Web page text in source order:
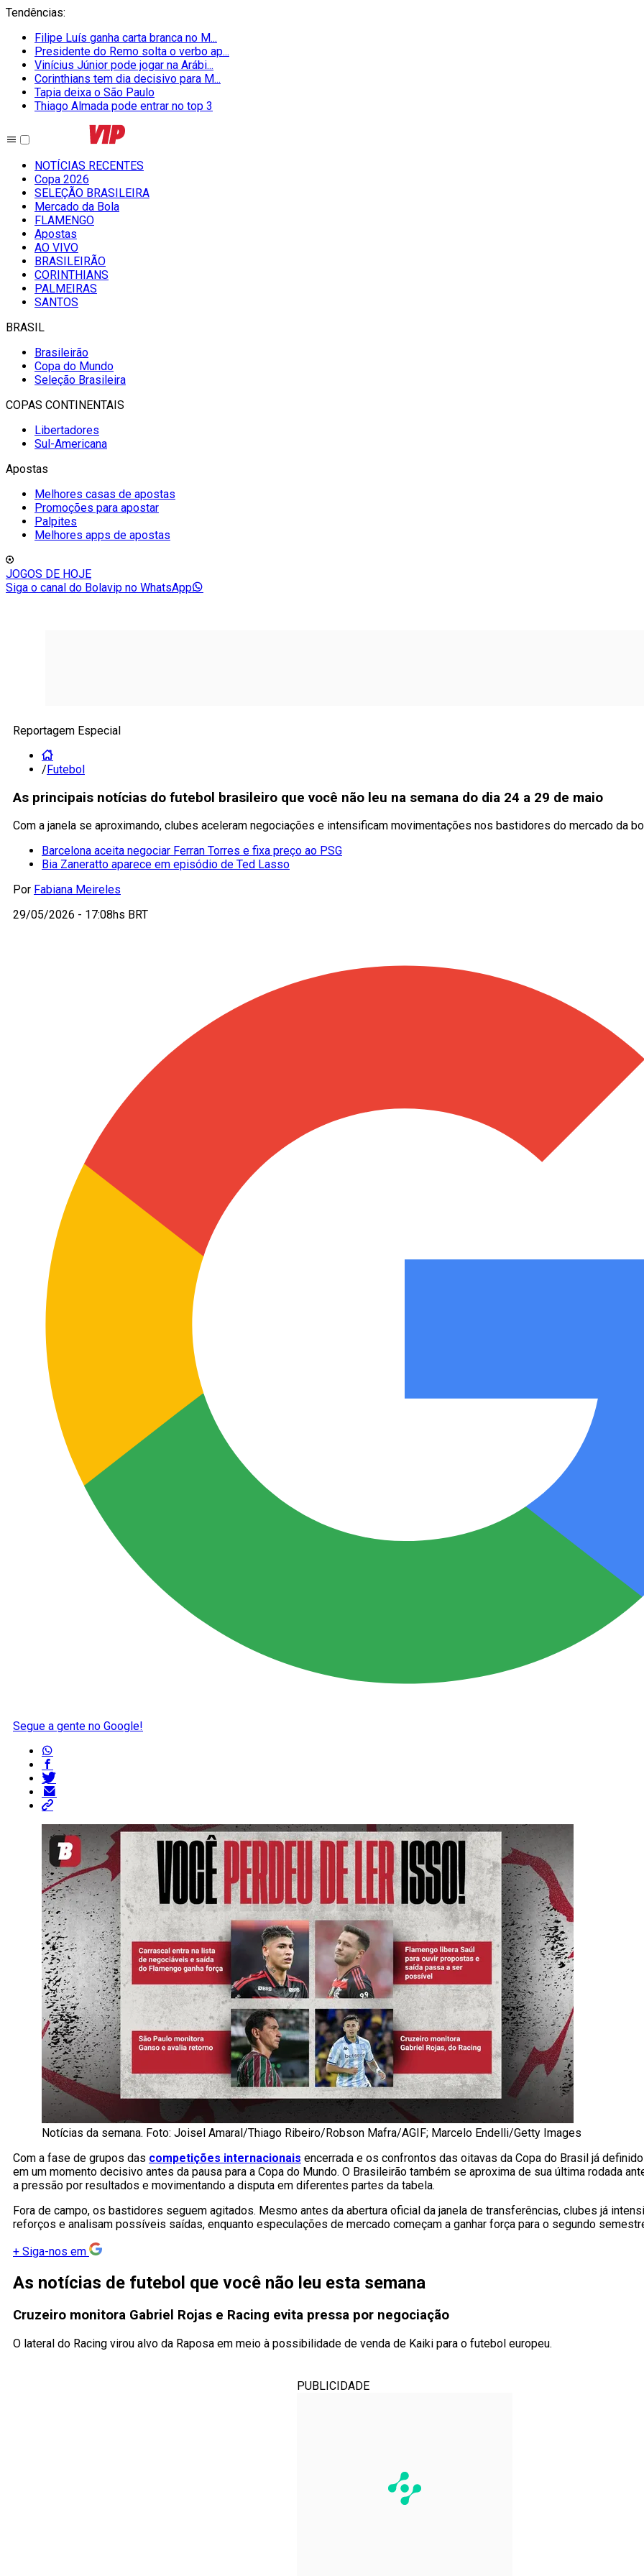
Tendências:
Filipe Luís ganha carta branca no M...
Presidente do Remo solta o verbo ap...
Vinícius Júnior pode jogar na Arábi...
Corinthians tem dia decisivo para M...
Tapia deixa o São Paulo
Thiago Almada pode entrar no top 3
NOTÍCIAS RECENTES
Copa 2026
SELEÇÃO BRASILEIRA
Mercado da Bola
FLAMENGO
Apostas
AO VIVO
BRASILEIRÃO
CORINTHIANS
PALMEIRAS
SANTOS
BRASIL
Brasileirão
Copa do Mundo
Seleção Brasileira
COPAS CONTINENTAIS
Libertadores
Sul-Americana
Apostas
Melhores casas de apostas
Promoções para apostar
Palpites
Melhores apps de apostas
JOGOS DE HOJE
Siga o canal do Bolavip no WhatsApp
Reportagem Especial
/Futebol
As principais notícias do futebol brasileiro que você não leu na semana do dia 24 a 29 de maio
Com a janela se aproximando, clubes aceleram negociações e intensificam movimentações nos bastidores do mercado da
Barcelona aceita negociar Ferran Torres e fixa preço ao PSG
Bia Zaneratto aparece em episódio de Ted Lasso
Por Fabiana Meireles
29/05/2026 - 17:08hs BRT
Segue a gente no Google!
Notícias da semana. Foto: Joisel Amaral/Thiago Ribeiro/Robson Mafra/AGIF; Marcelo Endelli/Getty Images
Com a fase de grupos das competições internacionais encerrada e os confrontos das oitavas da Copa do Brasil já
em um momento decisivo antes da pausa para a Copa do Mundo. O Brasileirão também se aproxima de sua última rodada
a pressão por resultados e movimentando a disputa em diferentes partes da tabela.
Fora de campo, os bastidores seguem agitados. Mesmo antes da abertura oficial da janela de transferências, clubes já
reforços e analisam possíveis saídas, enquanto especulações de mercado começam a ganhar força para o segundo
+ Siga-nos em
As notícias de futebol que você não leu esta semana
Cruzeiro monitora Gabriel Rojas e Racing evita pressa por negociação
O lateral do Racing virou alvo da Raposa em meio à possibilidade de venda de Kaiki para o futebol europeu.
PUBLICIDADE